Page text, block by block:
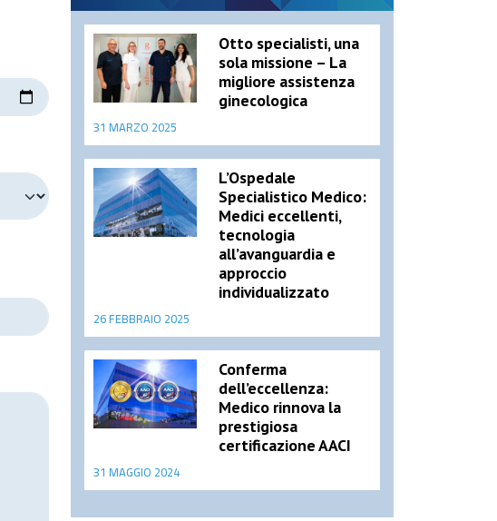
Otto specialisti, una
sola missione – La
migliore assistenza
ginecologica
31 MARZO 2025
L’Ospedale
Specialistico Medico:
Medici eccellenti,
tecnologia
all’avanguardia e
approccio
individualizzato
26 FEBBRAIO 2025
Conferma
dell’eccellenza:
Medico rinnova la
prestigiosa
certificazione AACI
31 MAGGIO 2024